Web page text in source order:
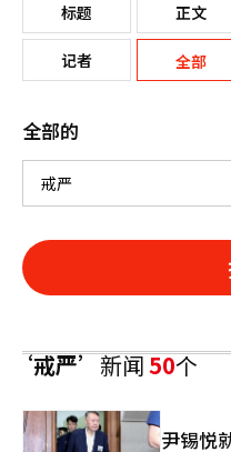
标题 正文
记者 全部
全部的
‘戒严’新闻50个
尹锡悦